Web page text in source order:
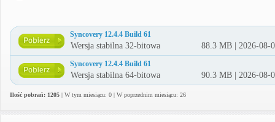
Syncovery 12.4.4 Build 61
Wersja stabilna 32-bitowa 88.3 MB | 2026-08-
Syncovery 12.4.4 Build 61
Wersja stabilna 64-bitowa 90.3 MB | 2026-08-
Ilość pobrań: 1205 | W tym miesiącu: 0 | W poprzednim miesiącu: 26